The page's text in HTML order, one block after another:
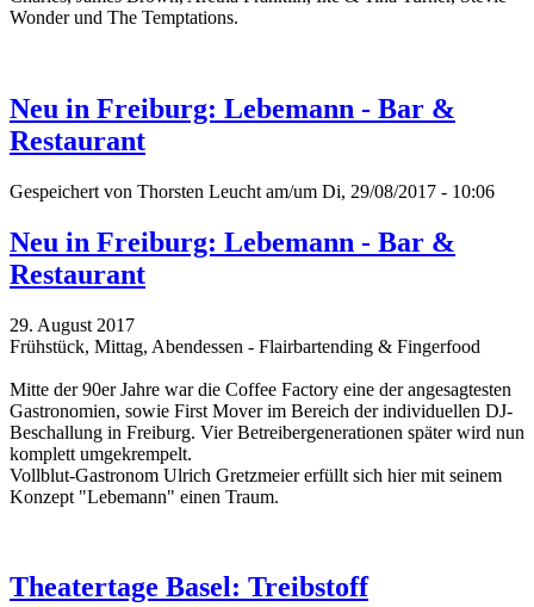
Wonder und The Temptations.
Neu in Freiburg: Lebemann - Bar &
Restaurant
Gespeichert von Thorsten Leucht am/um Di, 29/08/2017 - 10:06
Neu in Freiburg: Lebemann - Bar &
Restaurant
29. August 2017
Frühstück, Mittag, Abendessen - Flairbartending & Fingerfood
Mitte der 90er Jahre war die Coffee Factory eine der angesagtesten
Gastronomien, sowie First Mover im Bereich der individuellen DJ-
Beschallung in Freiburg. Vier Betreibergenerationen später wird nun
komplett umgekrempelt.
Vollblut-Gastronom Ulrich Gretzmeier erfüllt sich hier mit seinem
Konzept "Lebemann" einen Traum.
Theatertage Basel: Treibstoff